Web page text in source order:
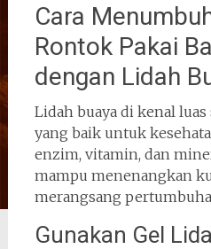
Cara
Rontok Pakai
dengan Lidah
Lidah buaya di kenal luas
yang baik untuk
enzim, vitamin, dan
mampu menenangkan
merangsang
Gunakan Gel